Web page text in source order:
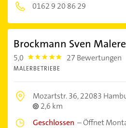
0162 9 20 86 29
Brockmann Sven
5,0 5.0 27 Bewertungen
MALERBETRIEBE
Mozartstr. 36,22083
2,6 km
Geschlossen –Öffnet